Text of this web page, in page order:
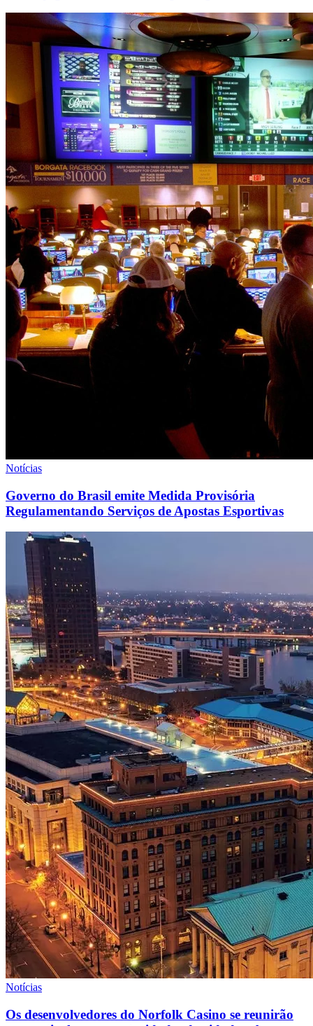
Notícias
Governo do Brasil emite Medida Provisória
Regulamentando Serviços de Apostas Esportivas
Notícias
Os desenvolvedores do Norfolk Casino se reunirão